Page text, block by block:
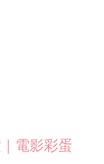
電影彩蛋